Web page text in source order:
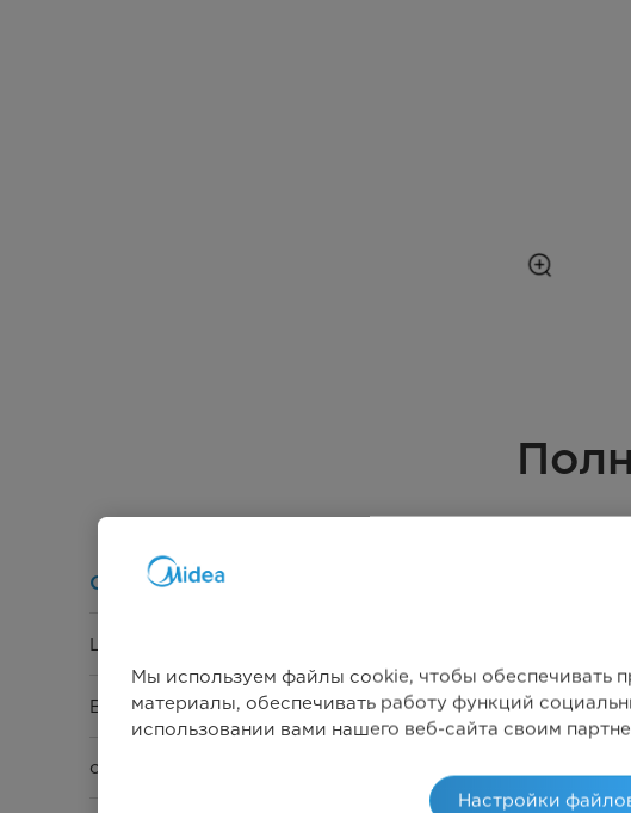
Общие характеристики
Цвет
Внутренняя поверхность
объем камеры
Мы используем файлы cookie, чтобы обеспечивать
материалы, обеспечивать работу функций
использовании вами нашего веб-сайта своим
Настройки